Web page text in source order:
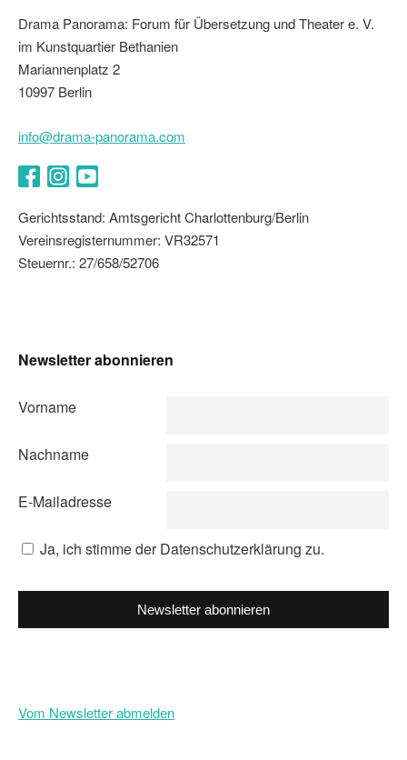
Drama Panorama: Forum für Übersetzung und Theater e. V.
im Kunstquartier Bethanien
Mariannenplatz 2
10997 Berlin
info@drama-panorama.com
Gerichtsstand: Amtsgericht Charlottenburg/Berlin
Vereinsregisternummer: VR32571
Steuernr.: 27/658/52706
Newsletter abonnieren
Vorname
Nachname
E-Mailadresse
Ja, ich stimme der Datenschutzerklärung zu.
Newsletter abonnieren
Vom Newsletter abmelden